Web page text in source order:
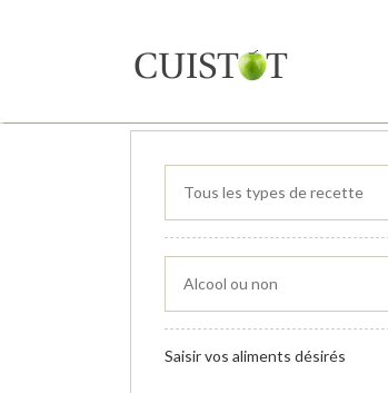
Saisir vos aliments désirés